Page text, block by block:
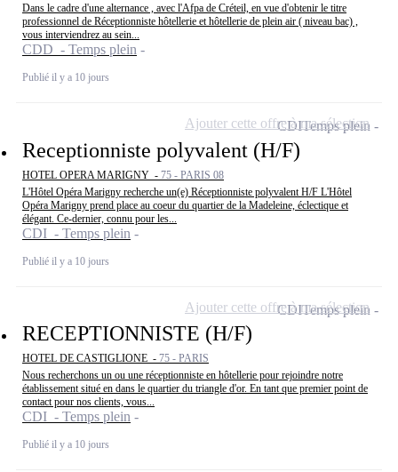
Dans le cadre d'une alternance , avec l'Afpa de Créteil, en vue d'obtenir le titre
professionnel de Réceptionniste hôtellerie et hôtellerie de plein air ( niveau bac) ,
vous interviendrez au sein...
CDD - Temps plein
Publié il y a 10 jours
Receptionniste polyvalent (H/F)
HOTEL OPERA MARIGNY - 75 - PARIS 08
L'Hôtel Opéra Marigny recherche un(e) Réceptionniste polyvalent H/F L'Hôtel
Opéra Marigny prend place au coeur du quartier de la Madeleine, éclectique et
élégant. Ce-dernier, connu pour les...
CDI - Temps plein
Publié il y a 10 jours
CDITemps plein
Ajouter cette offre à ma sélection
RECEPTIONNISTE (H/F)
HOTEL DE CASTIGLIONE - 75 - PARIS
Nous recherchons un ou une réceptionniste en hôtellerie pour rejoindre notre
établissement situé en dans le quartier du triangle d'or. En tant que premier point de
contact pour nos clients, vous...
CDI - Temps plein
Publié il y a 10 jours
CDITemps plein
Ajouter cette offre à ma sélection